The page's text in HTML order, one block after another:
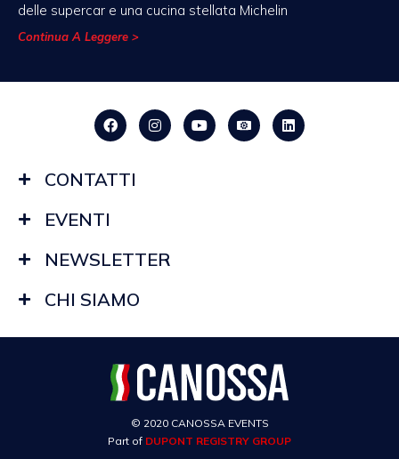
delle supercar e una cucina stellata Michelin
Continua A Leggere >
CONTATTI
EVENTI
NEWSLETTER
CHI SIAMO
© 2020 CANOSSA EVENTS
Part of DUPONT REGISTRY GROUP